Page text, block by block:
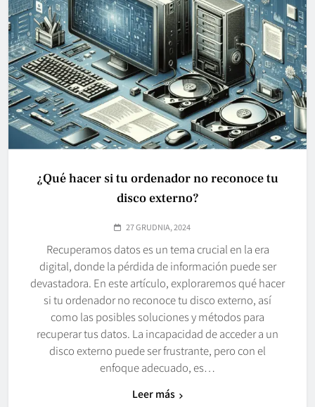
¿Qué hacer si tu ordenador no reconoce tu
disco externo?
27 GRUDNIA, 2024
Recuperamos datos es un tema crucial en la era
digital, donde la pérdida de información puede ser
devastadora. En este artículo, exploraremos qué hacer
si tu ordenador no reconoce tu disco externo, así
como las posibles soluciones y métodos para
recuperar tus datos. La incapacidad de acceder a un
disco externo puede ser frustrante, pero con el
enfoque adecuado, es…
Leer más